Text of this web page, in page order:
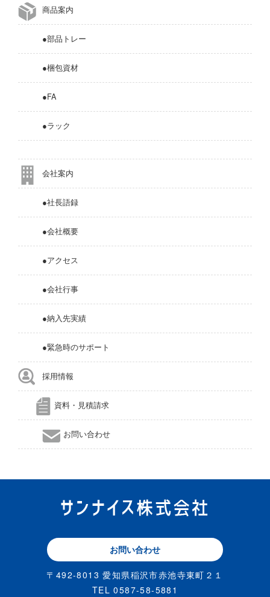
商品案内
●部品トレー
●梱包資材
●FA
●ラック
会社案内
●社長語録
●会社概要
●アクセス
●会社行事
●納入先実績
●緊急時のサポート
採用情報
資料・見積請求
お問い合わせ
お問い合わせ
〒492-8013 愛知県稲沢市赤池寺東町２１
TEL 0587-58-5881